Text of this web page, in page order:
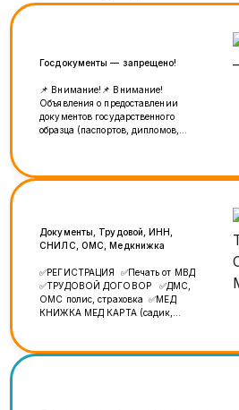
Госдокументы — запрещено!
📌 Внимание!📌 Внимание!
Объявления о предоставлении
документов государственного
образца (паспортов, дипломов,
предупреждения.
Документы, Трудовой, ИНН,
СНИЛС, ОМС, Медкнижка
✅РЕГИСТРАЦИЯ ✅Печать от МВД
✅ТРУДОВОЙ ДОГОВОР ✅ДМС,
ОМС полис, страховка ✅МЕД
КНИЖКА МЕД КАРТА (садик,
дубликат зелёная карта